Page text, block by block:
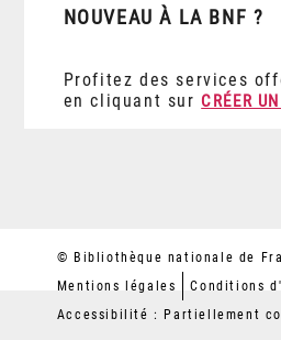
NOUVEAU À LA BNF ?
Profitez des services
en cliquant sur CRÉER
© Bibliothèque nationale de
Mentions légales
Conditions
Accessibilité : Partiellement